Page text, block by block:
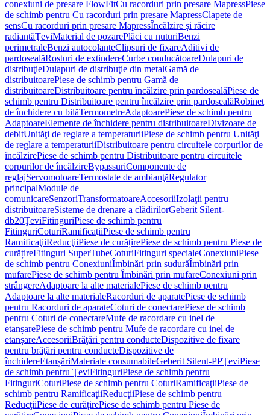
conexiuni de presare FlowFitCu racorduri prin presare MapressPiese
de schimb pentru Cu racorduri prin presare MapressClapete de
sensCu racorduri prin presare MapressÎncălzire și răcire
radiantăŢeviMaterial de pozarePlăci cu nuturiBenzi
perimetraleBenzi autocolanteClipsuri de fixareAditivi de
pardosealăRosturi de extindereCurbe conducătoareDulapuri de
distribuţieDulapuri de distribuţie din metalGamă de
distribuitoarePiese de schimb pentru Gamă de
distribuitoareDistribuitoare pentru încălzire prin pardosealăPiese de
schimb pentru Distribuitoare pentru încălzire prin pardosealăRobinet
de închidere cu bilăTermometreAdaptoarePiese de schimb pentru
AdaptoareElemente de închidere pentru distribuitoareDivizoare de
debitUnităţi de reglare a temperaturiiPiese de schimb pentru Unităţi
de reglare a temperaturiiDistribuitoare pentru circuitele corpurilor de
încălzirePiese de schimb pentru Distribuitoare pentru circuitele
corpurilor de încălzireBypassuriComponente de
reglajServomotoareTermostate de ambianţăRegulator
principalModule de
comunicareSenzoriTransformatoareAccesoriiIzolaţii pentru
distribuitoareSisteme de drenare a clădirilorGeberit Silent-
db20ŢeviFitinguriPiese de schimb pentru
FitinguriCoturiRamificaţiiPiese de schimb pentru
RamificaţiiReducţiiPiese de curățirePiese de schimb pentru Piese de
curățireFitinguri SuperTubeCoturiFitinguri specialeConexiuniPiese
de schimb pentru ConexiuniÎmbinări prin sudurăÎmbinări prin
mufarePiese de schimb pentru Îmbinări prin mufareConexiuni prin
strângereAdaptoare la alte materialePiese de schimb pentru
Adaptoare la alte materialeRacorduri de aparatePiese de schimb
pentru Racorduri de aparateCoturi de conectarePiese de schimb
pentru Coturi de conectareMufe de racordare cu inel de
etanșarePiese de schimb pentru Mufe de racordare cu inel de
etanșareAccesoriiBrăţări pentru conducteDispozitive de fixare
pentru brăţări pentru conducteDispozitive de
închidereEtanșăriMateriale consumabileGeberit Silent-PPŢeviPiese
de schimb pentru ŢeviFitinguriPiese de schimb pentru
FitinguriCoturiPiese de schimb pentru CoturiRamificaţiiPiese de
schimb pentru RamificaţiiReducţiiPiese de schimb pentru
ReducţiiPiese de curățirePiese de schimb pentru Piese de